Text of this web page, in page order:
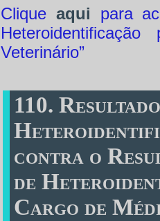
Clique aqui para
Veterinário”
110.
contra o
de
Cargo de